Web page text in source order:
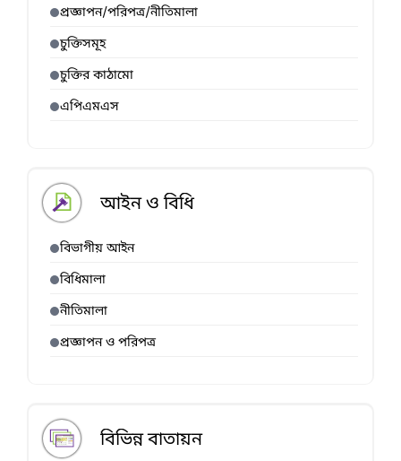
প্রজ্ঞাপন/পরিপত্র/নীতিমালা
চুক্তিসমূহ
চুক্তির কাঠামো
এপিএমএস
আইন ও বিধি
বিভাগীয় আইন
বিধিমালা
নীতিমালা
প্রজ্ঞাপন ও পরিপত্র
বিভিন্ন বাতায়ন